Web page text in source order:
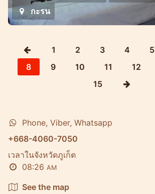
กะรน
1 2 3 4 5
8
9 10 11 12
15
Phone, Viber, Whatsapp
+668-4060-7050
เวลาในจังหวัดภูเก็ต
08:26 AM
See the map